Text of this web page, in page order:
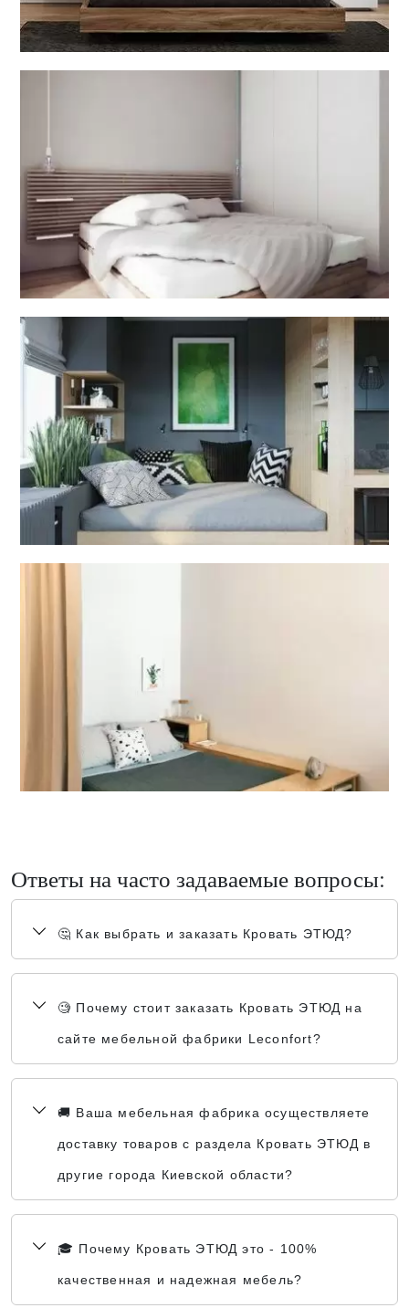
Ответы на часто задаваемые вопросы:
🤔 Как выбрать и заказать Кровать ЭТЮД?
🧐 Почему стоит заказать Кровать ЭТЮД на
сайте мебельной фабрики Leconfort?
🚚 Ваша мебельная фабрика осуществляете
доставку товаров с раздела Кровать ЭТЮД в
другие города Киевской области?
🎓 Почему Кровать ЭТЮД это - 100%
качественная и надежная мебель?